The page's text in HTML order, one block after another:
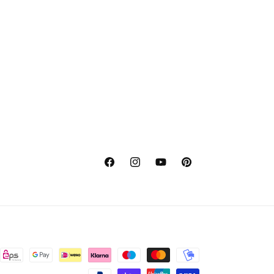
FacebookInstagramYouTubePinterest